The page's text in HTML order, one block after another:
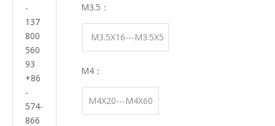
-
137
800
560
93
+86
-
574-
866
M3.5：
M3.5X16---M3.5X5
M4：
M4X20---M4X60